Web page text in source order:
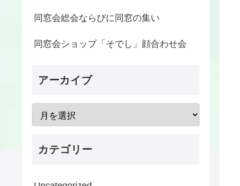
同窓会総会ならびに同窓の集い
同窓会ショップ「そでし」顔合わせ会
アーカイブ
カテゴリー